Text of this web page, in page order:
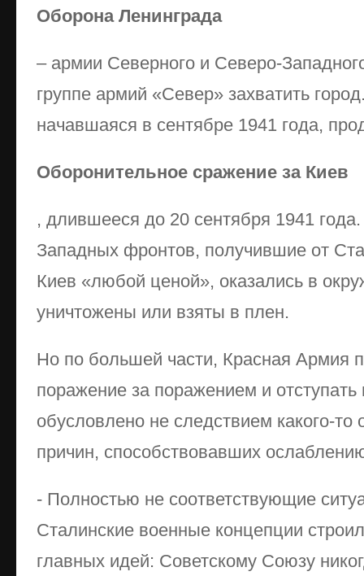
Оборона Ленинграда
– армии Северного и Северо-
группе армий «Север» захватить
начавшаяся в сентябре 1941 года,
Оборонительное сражение за Киев
, длившееся до 20 сентября 1941
Западных фронтов, получившие от
Киев «любой ценой», оказались в
уничтожены или взяты в плен.
Но по большей части, Красная Армия
поражение за поражением и
обусловлено не следствием какого-то
причин, способствовавших
- Полностью не соответствующие
Сталинские военные концепции
главных идей: Советскому Союзу